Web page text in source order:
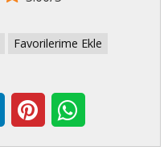
Favorilerime Ekle